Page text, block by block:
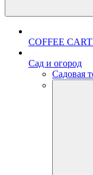
COFFEE
Cад и огород
Садовая